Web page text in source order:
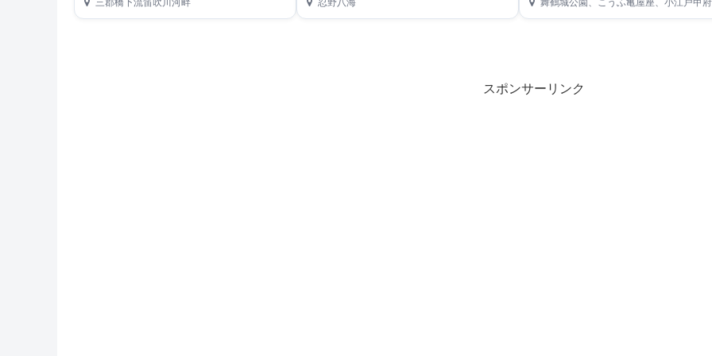
三郡橋下流笛吹川河畔 忍野八海 舞鶴城公園、こうふ亀屋座、小江戸甲府花
スポンサーリンク